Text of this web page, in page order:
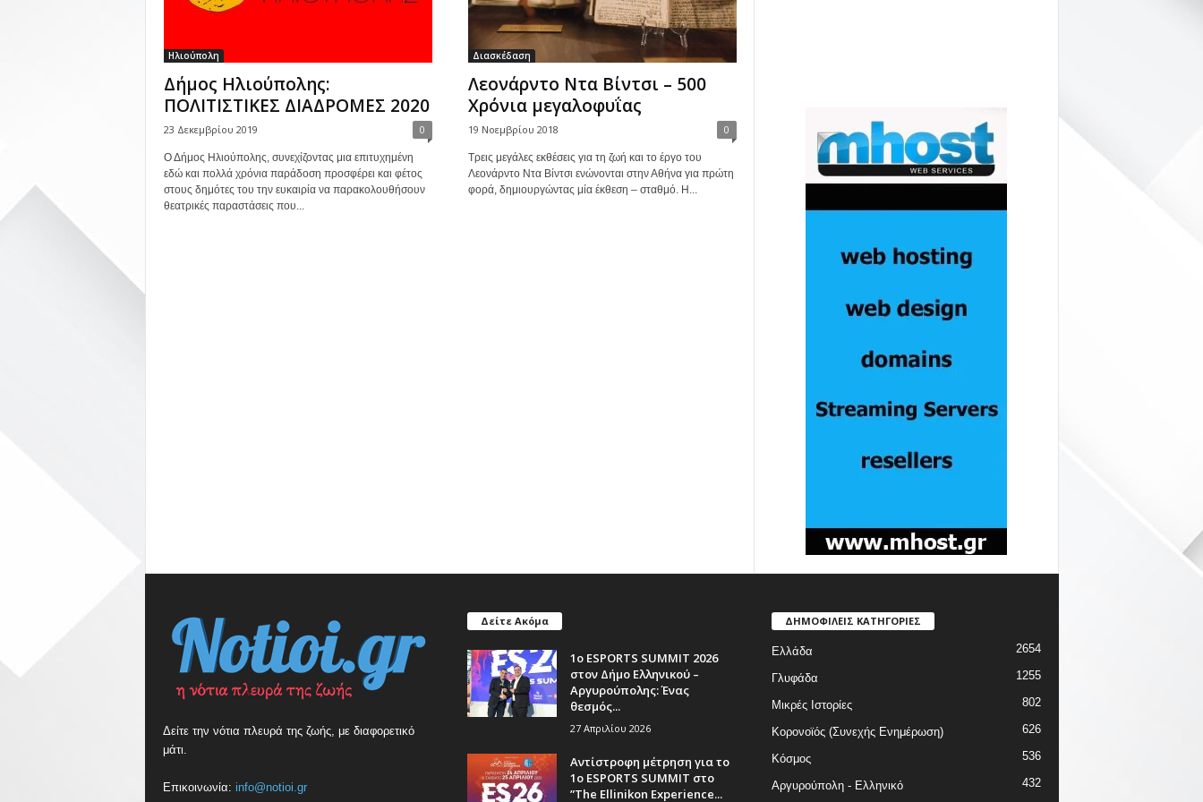
Ηλιούπολη
Δήμος Ηλιούπολης:
ΠΟΛΙΤΙΣΤΙΚΕΣ ΔΙΑΔΡΟΜΕΣ 2020
23 Δεκεμβρίου 2019 0
Ο Δήμος Ηλιούπολης, συνεχίζοντας μια επιτυχημένη
εδώ και πολλά χρόνια παράδοση προσφέρει και φέτος
στους δημότες του την ευκαιρία να παρακολουθήσουν
θεατρικές παραστάσεις που...
Διασκέδαση
Λεονάρντο Nτα Βίντσι – 500
Χρόνια μεγαλοφυΐας
19 Νοεμβρίου 2018 0
Τρεις μεγάλες εκθέσεις για τη ζωή και το έργο του
Λεονάρντο Nτα Βίντσι ενώνονται στην Αθήνα για πρώτη
φορά, δημιουργώντας μία έκθεση – σταθμό. H...
Δείτε την νότια πλευρά της ζωής, με διαφορετικό
μάτι.
Επικοινωνία: info@notioi.gr
Δείτε Ακόμα
1ο ESPORTS SUMMIT 2026
στον Δήμο Ελληνικού –
Αργυρούπολης: Ένας
θεσμός...
27 Απριλίου 2026
Αντίστροφη μέτρηση για το
1ο ESPORTS SUMMIT στο
”The Ellinikon Experience...
ΔΗΜΟΦΙΛΕΙΣ ΚΑΤΗΓΟΡΙΕΣ
Ελλάδα 2654
Γλυφάδα 1255
Μικρές Ιστορίες 802
Κορονοϊός (Συνεχής Ενημέρωση) 626
Κόσμος 536
Αργυρούπολη - Ελληνικό 432